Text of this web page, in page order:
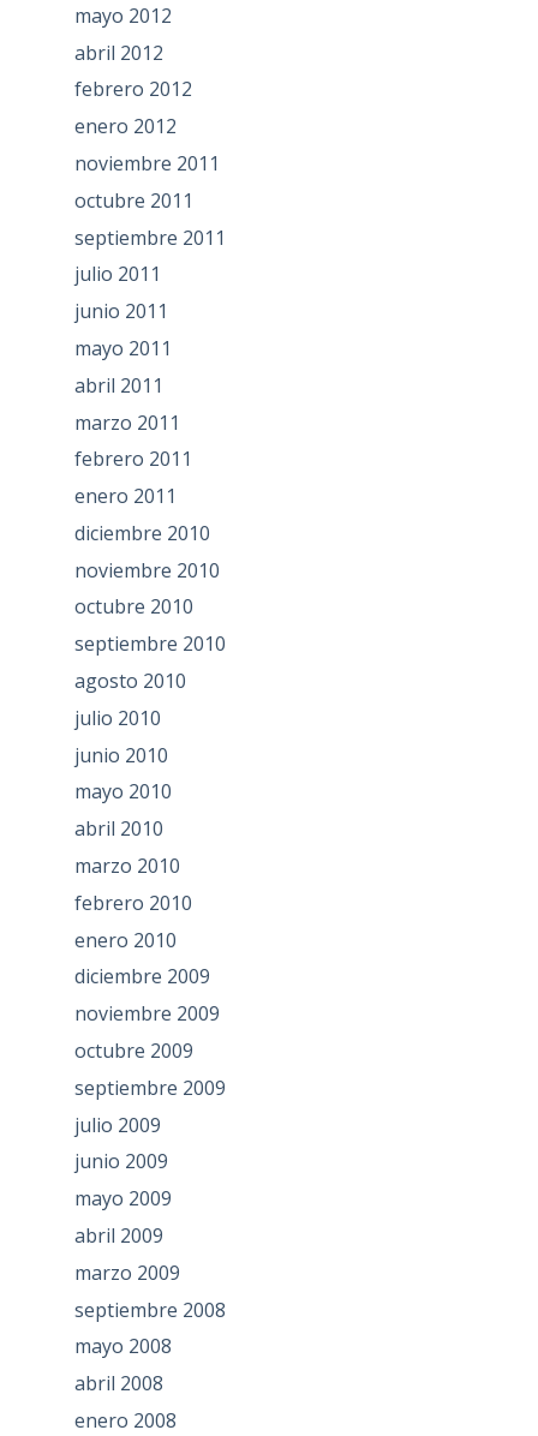
mayo 2012
abril 2012
febrero 2012
enero 2012
noviembre 2011
octubre 2011
septiembre 2011
julio 2011
junio 2011
mayo 2011
abril 2011
marzo 2011
febrero 2011
enero 2011
diciembre 2010
noviembre 2010
octubre 2010
septiembre 2010
agosto 2010
julio 2010
junio 2010
mayo 2010
abril 2010
marzo 2010
febrero 2010
enero 2010
diciembre 2009
noviembre 2009
octubre 2009
septiembre 2009
julio 2009
junio 2009
mayo 2009
abril 2009
marzo 2009
septiembre 2008
mayo 2008
abril 2008
enero 2008